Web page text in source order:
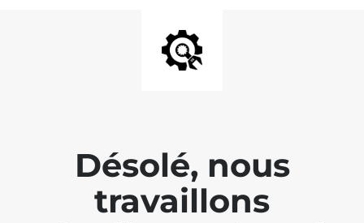
Désolé, nous
travaillons